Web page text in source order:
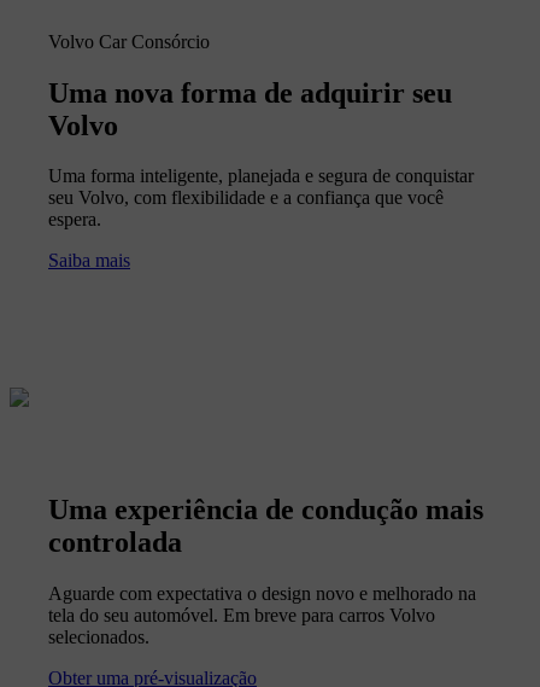
Volvo Car Consórcio
Uma nova forma de adquirir seu
Volvo
Uma forma inteligente, planejada e segura de conquistar
seu Volvo, com flexibilidade e a confiança que você
espera.
Saiba mais
Uma experiência de condução mais
controlada
Aguarde com expectativa o design novo e melhorado na
tela do seu automóvel. Em breve para carros Volvo
selecionados.
Obter uma pré-visualização